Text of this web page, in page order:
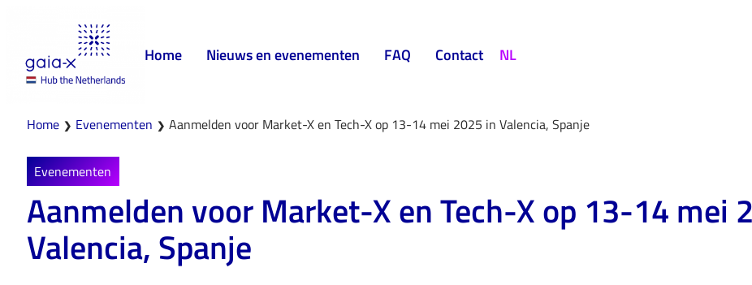
Home Nieuws en evenementen FAQ Contact NL
Home ❯ Evenementen ❯ Aanmelden voor Market-X en Tech-X op 13-14 mei 2025 in Valencia, Spanje
Evenementen
Aanmelden voor Market-X en Tech-X op 13-14 mei
Valencia, Spanje